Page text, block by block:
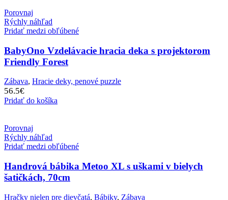
Porovnaj
Rýchly náhľad
Pridať medzi obľúbené
BabyOno Vzdelávacie hracia deka s projektorom
Friendly Forest
Zábava, Hracie deky, penové puzzle
56.5€
Pridať do košíka
Porovnaj
Rýchly náhľad
Pridať medzi obľúbené
Handrová bábika Metoo XL s uškami v bielych
šatičkách, 70cm
Hračky nielen pre dievčatá, Bábiky, Zábava